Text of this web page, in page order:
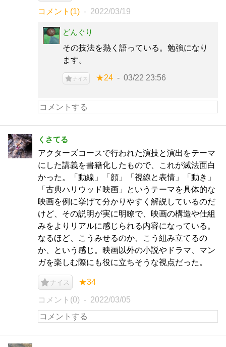
コメント(1) 2022/03/19
どんぐり
その技法を熱く語っている。勉強になり
ます。
ナイス ★24 03/22 23:56
くさてる
アクターズコースで行われた演技と演出をテーマ
にした講義を書籍化したもので、これが滅法面白
かった。「動線」「顔」「視線と表情」「動き」
「古典ハリウッド映画」というテーマを具体的な
映画を例に挙げて分かりやすく解説しているのだ
けど、その説明が実に明瞭で、映画の構造や仕組
みをよりリアルに感じられる内容になっている。
なるほど、こうみせるのか、こう組み立てるの
か、という感じ。映画以外の小説やドラマ、マン
ガを楽しむ際にも役に立ちそうな視点だった。
ナイス ★34
コメント(0) 2022/03/05